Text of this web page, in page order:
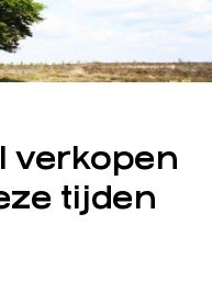
verkopen
tijden